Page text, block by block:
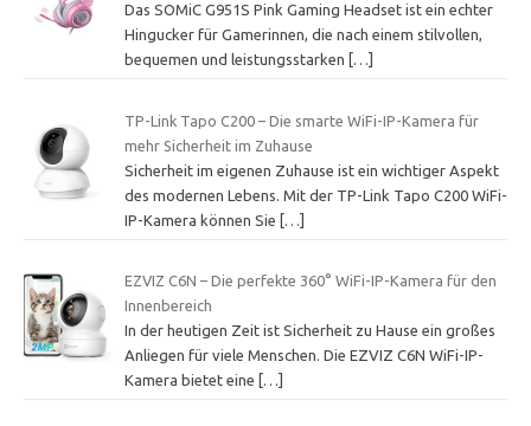
Das SOMiC G951S Pink Gaming Headset ist ein echter
Hingucker für Gamerinnen, die nach einem stilvollen,
bequemen und leistungsstarken
[…]
TP-Link Tapo C200 – Die smarte WiFi-IP-Kamera für
mehr Sicherheit im Zuhause
Sicherheit im eigenen Zuhause ist ein wichtiger Aspekt
des modernen Lebens. Mit der TP-Link Tapo C200 WiFi-
IP-Kamera können Sie […]
EZVIZ C6N – Die perfekte 360° WiFi-IP-Kamera für den
Innenbereich
In der heutigen Zeit ist Sicherheit zu Hause ein großes
Anliegen für viele Menschen. Die EZVIZ C6N WiFi-IP-
Kamera bietet eine
[…]